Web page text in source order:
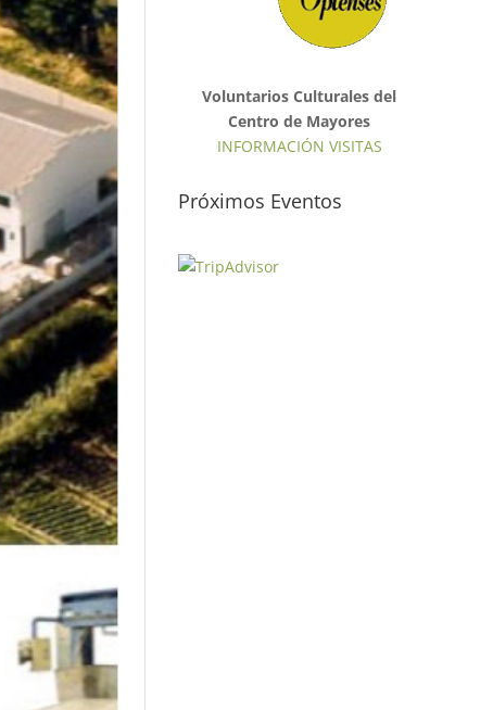
Voluntarios Culturales del
Centro de Mayores
INFORMACIÓN VISITAS
Próximos Eventos